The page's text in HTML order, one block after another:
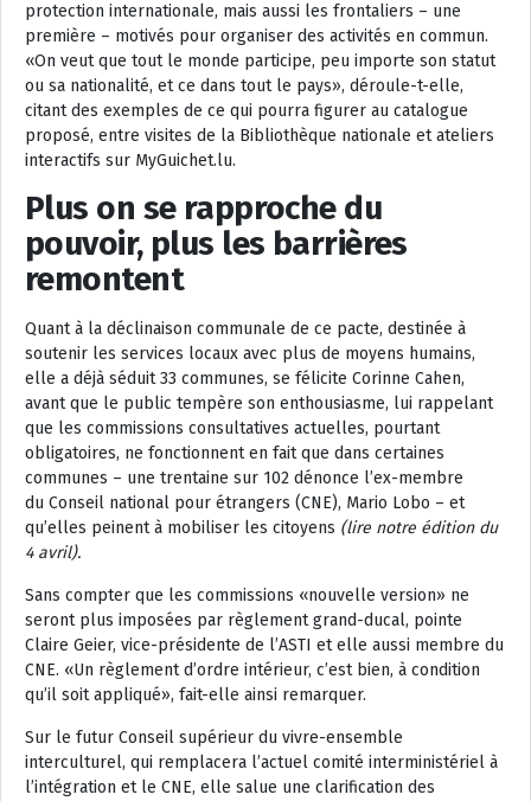
protection internationale, mais aussi les frontaliers – une
première – motivés pour organiser des activités en commun.
«On veut que tout le monde participe, peu importe son statut
ou sa nationalité, et ce dans tout le pays», déroule-t-elle,
citant des exemples de ce qui pourra figurer au catalogue
proposé, entre visites de la Bibliothèque nationale et ateliers
interactifs sur MyGuichet.lu.
Plus on se rapproche du
pouvoir, plus les barrières
remontent
Quant à la déclinaison communale de ce pacte, destinée à
soutenir les services locaux avec plus de moyens humains,
elle a déjà séduit 33 communes, se félicite Corinne Cahen,
avant que le public tempère son enthousiasme, lui rappelant
que les commissions consultatives actuelles, pourtant
obligatoires, ne fonctionnent en fait que dans certaines
communes – une trentaine sur 102 dénonce l’ex-membre
du Conseil national pour étrangers (CNE), Mario Lobo – et
qu’elles peinent à mobiliser les citoyens (lire notre édition du
4 avril).
Sans compter que les commissions «nouvelle version» ne
seront plus imposées par règlement grand-ducal, pointe
Claire Geier, vice-présidente de l’ASTI et elle aussi membre du
CNE. «Un règlement d’ordre intérieur, c’est bien, à condition
qu’il soit appliqué», fait-elle ainsi remarquer.
Sur le futur Conseil supérieur du vivre-ensemble
interculturel, qui remplacera l’actuel comité interministériel à
l’intégration et le CNE, elle salue une clarification des